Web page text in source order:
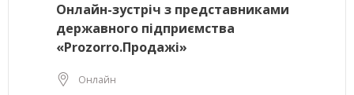
Онлайн-зустріч з представниками
державного підприємства
«Prozorro.Продажі»
Онлайн